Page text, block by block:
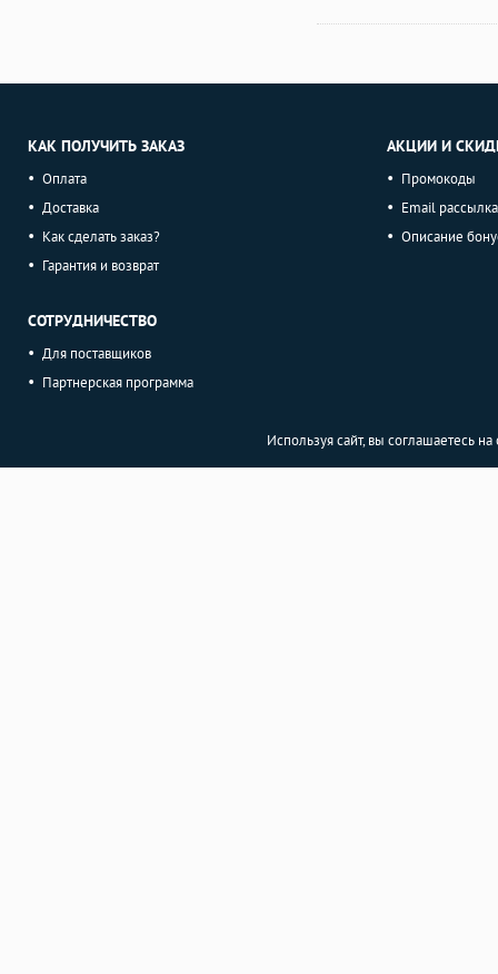
КАК ПОЛУЧИТЬ ЗАКАЗ
Оплата
Доставка
Как сделать заказ?
Гарантия и возврат
СОТРУДНИЧЕСТВО
Для поставщиков
Партнерская программа
АКЦИИ И
Промокоды
Email рассылка
Описание
Используя сайт, вы соглашаетесь